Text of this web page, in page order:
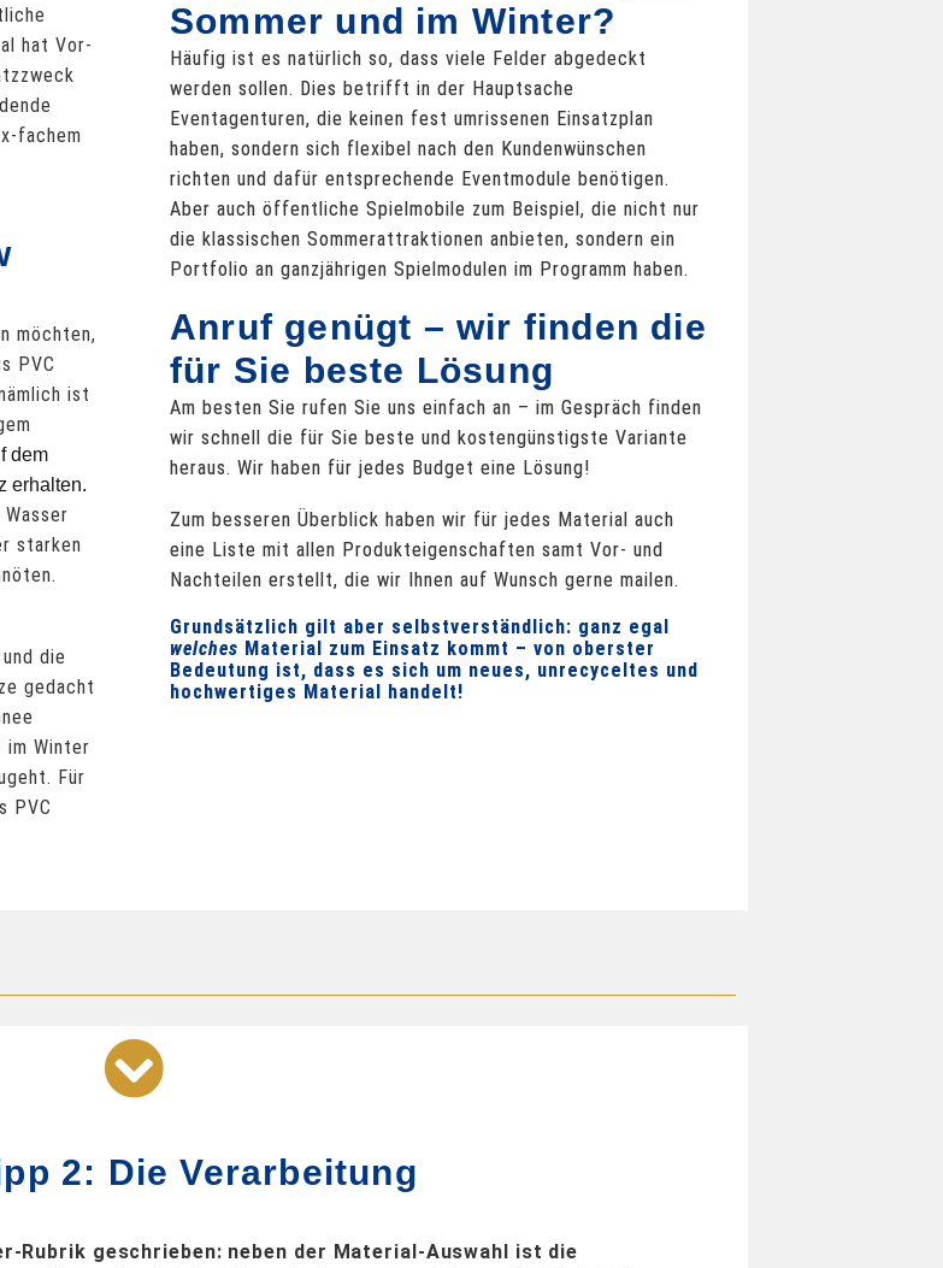
hat Vor-
fachem
möchten,
PVC
ist
dem
erhalten.
starken
die
gedacht
im Winter
Für
PVC
Sommer und im Winter?
Häufig ist es natürlich so, dass viele Felder abgedeckt
werden sollen. Dies betrifft in der Hauptsache
Eventagenturen, die keinen fest umrissenen Einsatzplan
haben, sondern sich flexibel nach den Kundenwünschen
richten und dafür entsprechende Eventmodule benötigen.
Aber auch öffentliche Spielmobile zum Beispiel, die nicht nur
die klassischen Sommerattraktionen anbieten, sondern ein
Portfolio an ganzjährigen Spielmodulen im Programm haben.
Anruf genügt – wir finden die
für Sie beste Lösung
Am besten Sie rufen Sie uns einfach an – im Gespräch finden
wir schnell die für Sie beste und kostengünstigste Variante
heraus. Wir haben für jedes Budget eine Lösung!
Zum besseren Überblick haben wir für jedes Material auch
eine Liste mit allen Produkteigenschaften samt Vor- und
Nachteilen erstellt, die wir Ihnen auf Wunsch gerne mailen.
Grundsätzlich gilt aber selbstverständlich: ganz egal
welches Material zum Einsatz kommt – von oberster
Bedeutung ist, dass es sich um neues, unrecyceltes und
hochwertiges Material handelt!
2: Die Verarbeitung
Rubrik geschrieben: neben der Material-Auswahl ist die